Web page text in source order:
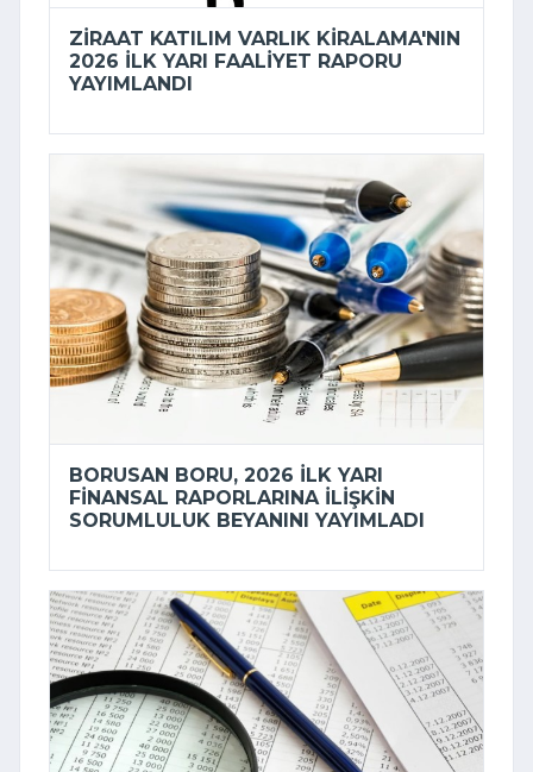
ZIRAAT KATILIM VARLIK KIRALAMA'NIN
2026 ILK YARI FAALIYET RAPORU
YAYIMLANDI
BORUSAN BORU, 2026 ILK YARI
FINANSAL RAPORLARINA ILIŞKIN
SORUMLULUK BEYANINI YAYIMLADI